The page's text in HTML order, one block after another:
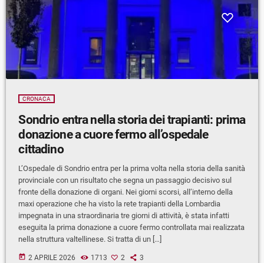
CRONACA
Sondrio entra nella storia dei trapianti: prima
donazione a cuore fermo all’ospedale
cittadino
L’Ospedale di Sondrio entra per la prima volta nella storia della sanità
provinciale con un risultato che segna un passaggio decisivo sul
fronte della donazione di organi. Nei giorni scorsi, all’interno della
maxi operazione che ha visto la rete trapianti della Lombardia
impegnata in una straordinaria tre giorni di attività, è stata infatti
eseguita la prima donazione a cuore fermo controllata mai realizzata
nella struttura valtellinese. Si tratta di un […]
today 2 APRILE 2026 1713 2 3